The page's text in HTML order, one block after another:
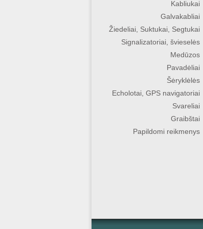
Kabliukai
Galvakabliai
Žiedeliai, Suktukai, Segtukai
Signalizatoriai, švieselės
Medūzos
Pavadėliai
Šėryklėlės
Echolotai, GPS navigatoriai
Svareliai
Graibštai
Papildomi reikmenys